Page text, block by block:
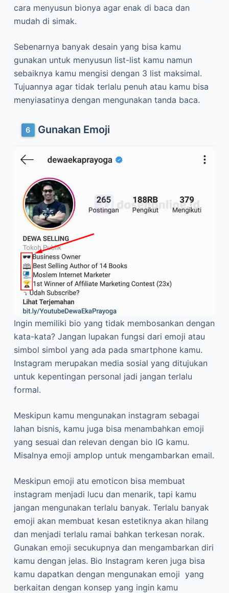
cara menyusun bionya agar enak di baca dan
mudah di simak.
Sebenarnya banyak desain yang bisa kamu
gunakan untuk menyusun list-list kamu namun
sebaiknya kamu mengisi dengan 3 list maksimal.
Tujuannya agar tidak terlalu penuh atau kamu bisa
menyiasatinya dengan mengunakan tanda baca.
Gunakan Emoji
Ingin memiliki bio yang tidak membosankan dengan
kata-kata? Jangan lupakan fungsi dari emoji atau
simbol simbol yang ada pada smartphone kamu.
Instagram merupakan media sosial yang ditujukan
untuk kepentingan personal jadi jangan terlalu
formal.
Meskipun kamu mengunakan instagram sebagai
lahan bisnis, kamu juga bisa menambahkan emoji
yang sesuai dan relevan dengan bio IG kamu.
Misalnya emoji amplop untuk mengambarkan email.
Meskipun emoji atu emoticon bisa membuat
instagram menjadi lucu dan menarik, tapi kamu
jangan mengunakan terlalu banyak. Terlalu banyak
emoji akan membuat kesan estetiknya akan hilang
dan menjadi terlalu ramai bahkan terkesan norak.
Gunakan emoji secukupnya dan mengambarkan diri
kamu dengan jelas. Bio Instagram keren juga bisa
kamu dapatkan dengan mengunakan emoji yang
berkaitan dengan konsep yang ingin kamu